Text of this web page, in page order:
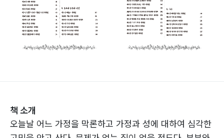
책 소개
오늘날 어느 가정을 막론하고 가정과 성에 대하여 심각한